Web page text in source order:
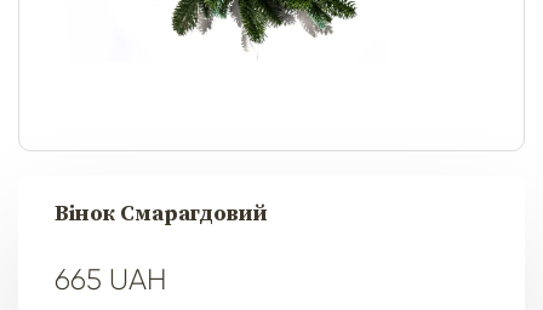
Вінок Смарагдовий
665 UAH